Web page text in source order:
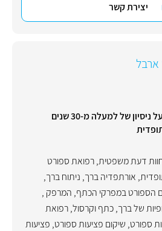
יצירת קשר
ארבל
אורתופד בכיר ומנתח ובעל ניסיון של למעלה מ-30 שנים
דעת משפטית,רפואת ספורט
, אורתפדיה ברך, ניתוח ברך,
הספורט במפרקי הכתף, המרפק ,
של ברך, כתף וקרסול,רפואת
ספורט, שיקום פציעות ספורט, פציעות